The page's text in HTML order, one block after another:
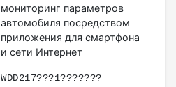
мониторинг параметров
автомобиля посредством
приложения для смартфона
и сети Интернет
WDD217???1???????